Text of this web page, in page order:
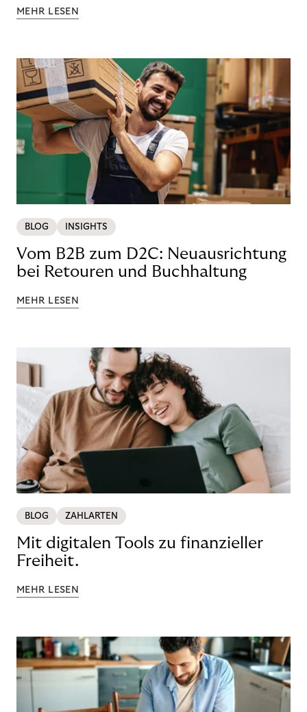
MEHR LESEN
BLOG INSIGHTS
Vom B2B zum D2C: Neuausrichtung
bei Retouren und Buchhaltung
MEHR LESEN
BLOG ZAHLARTEN
Mit digitalen Tools zu finanzieller
Freiheit.
MEHR LESEN